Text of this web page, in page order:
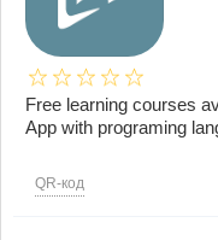
Free learning courses
App with programing
QR-код